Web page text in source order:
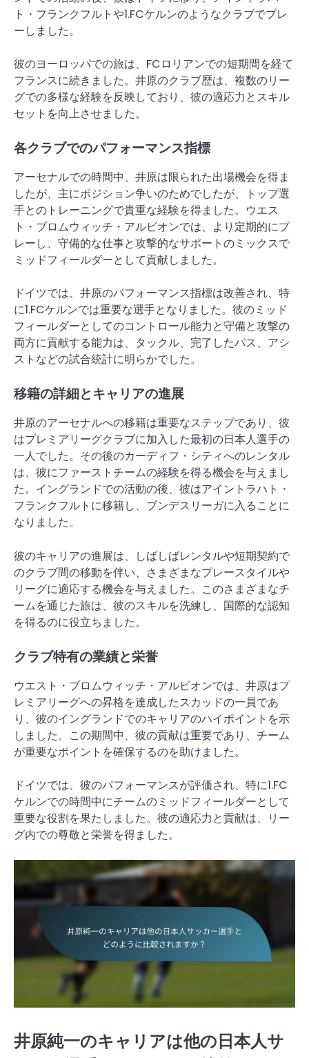
ト・フランクフルトや1.FCケルンのようなクラブでプレ
ーしました。
彼のヨーロッパでの旅は、FCロリアンでの短期間を経て
フランスに続きました。井原のクラブ歴は、複数のリー
グでの多様な経験を反映しており、彼の適応力とスキル
セットを向上させました。
各クラブでのパフォーマンス指標
アーセナルでの時間中、井原は限られた出場機会を得ま
したが、主にポジション争いのためでしたが、トップ選
手とのトレーニングで貴重な経験を得ました。ウエス
ト・ブロムウィッチ・アルビオンでは、より定期的にプ
レーし、守備的な仕事と攻撃的なサポートのミックスで
ミッドフィールダーとして貢献しました。
ドイツでは、井原のパフォーマンス指標は改善され、特
に1.FCケルンでは重要な選手となりました。彼のミッド
フィールダーとしてのコントロール能力と守備と攻撃の
両方に貢献する能力は、タックル、完了したパス、アシ
ストなどの試合統計に明らかでした。
移籍の詳細とキャリアの進展
井原のアーセナルへの移籍は重要なステップであり、彼
はプレミアリーグクラブに加入した最初の日本人選手の
一人でした。その後のカーディフ・シティへのレンタル
は、彼にファーストチームの経験を得る機会を与えまし
た。イングランドでの活動の後、彼はアイントラハト・
フランクフルトに移籍し、ブンデスリーガに入ることに
なりました。
彼のキャリアの進展は、しばしばレンタルや短期契約で
のクラブ間の移動を伴い、さまざまなプレースタイルや
リーグに適応する機会を与えました。このさまざまなチ
ームを通じた旅は、彼のスキルを洗練し、国際的な認知
を得るのに役立ちました。
クラブ特有の業績と栄誉
ウエスト・ブロムウィッチ・アルビオンでは、井原はプ
レミアリーグへの昇格を達成したスカッドの一員であ
り、彼のイングランドでのキャリアのハイポイントを示
しました。この期間中、彼の貢献は重要であり、チーム
が重要なポイントを確保するのを助けました。
ドイツでは、彼のパフォーマンスが評価され、特に1.FC
ケルンでの時間中にチームのミッドフィールダーとして
重要な役割を果たしました。彼の適応力と貢献は、リー
グ内での尊敬と栄誉を得ました。
井原純一のキャリアは他の日本人サ